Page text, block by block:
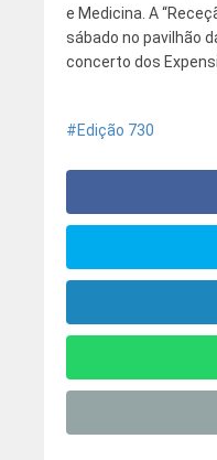
e Medicina. A
sábado no pavilhão
concerto dos
Edição 730